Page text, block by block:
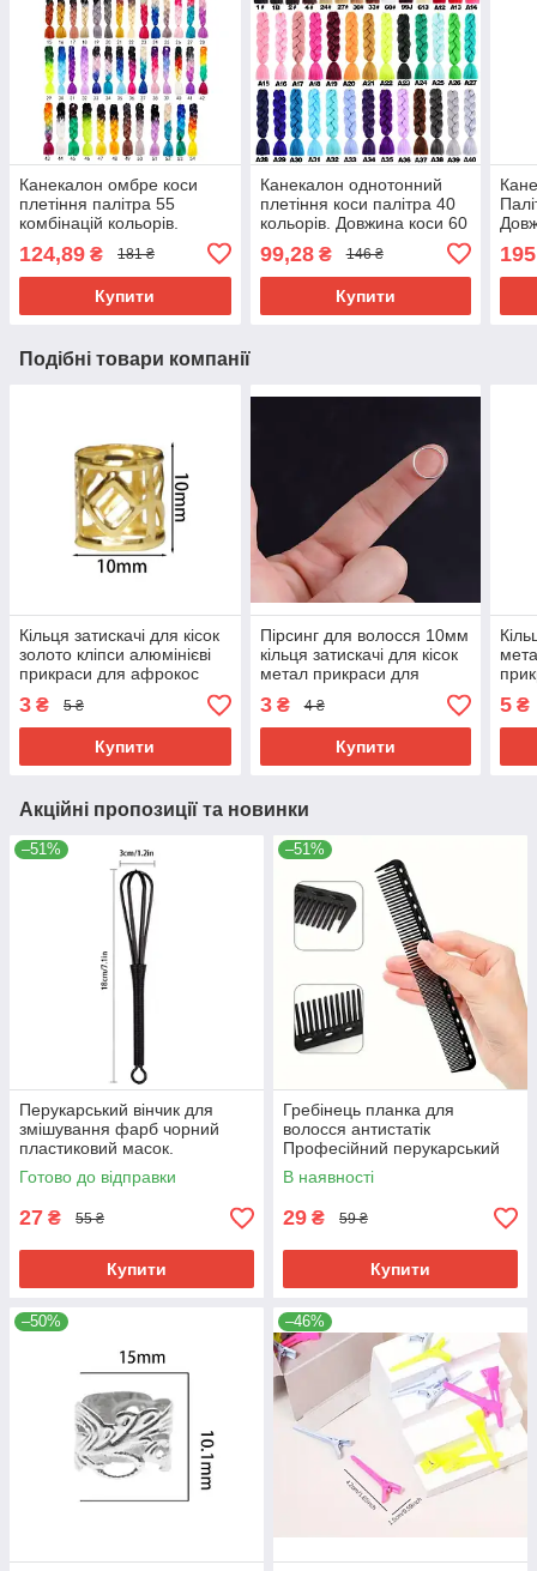
Канекалон омбре коси
плетіння палітра 55
комбінацій кольорів.
Термостійкий
124,89 ₴ 181 ₴
Купити
Канекалон однотонний
плетіння коси палітра 40
кольорів. Довжина коси 60
99,28₴ 146 ₴
Купити
195
Подібні товари компанії
Кільця затискачі для кісок
золото кліпси алюмінієві
прикраси для афрокос
модні аксесуари для
зачісок дред
3 ₴ 5 ₴
Купити
Пірсинг для волосся 10мм
кільця затискачі для кісок
метал прикраси для
афрокос модні аксесуари
для зачісок дред
3₴ 4 ₴
Купити
5 ₴
Акційні пропозиції та новинки
–51%
Перукарський вінчик для
змішування фарб чорний
пластиковий масок.
Готово до відправки
27 ₴ 55 ₴
Купити
–51%
Гребінець планка для
волосся антистатік
Професійний перукарський
гребінець для стрижки
чорний карбон термо
В наявності
29 ₴ 59 ₴
Купити
–50% –46%